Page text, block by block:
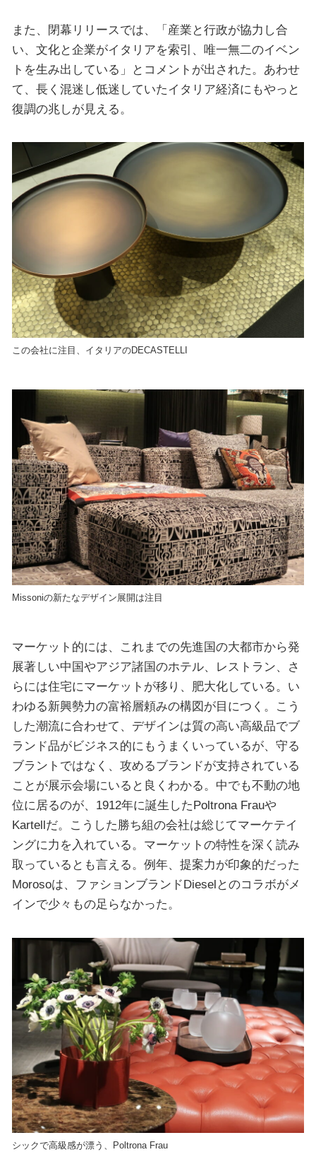
また、閉幕リリースでは、「産業と行政が協力し合
い、文化と企業がイタリアを索引、唯一無二のイベン
トを生み出している」とコメントが出された。あわせ
て、長く混迷し低迷していたイタリア経済にもやっと
復調の兆しが見える。
この会社に注目、イタリアのDECASTELLI
Missoniの新たなデザイン展開は注目
マーケット的には、これまでの先進国の大都市から発
展著しい中国やアジア諸国のホテル、レストラン、さ
らには住宅にマーケットが移り、肥大化している。い
わゆる新興勢力の富裕層頼みの構図が目につく。こう
した潮流に合わせて、デザインは質の高い高級品でブ
ランド品がビジネス的にもうまくいっているが、守る
ブラントではなく、攻めるブランドが支持されている
ことが展示会場にいると良くわかる。中でも不動の地
位に居るのが、1912年に誕生したPoltrona Frauや
Kartellだ。こうした勝ち組の会社は総じてマーケテイ
ングに力を入れている。マーケットの特性を深く読み
取っているとも言える。例年、提案力が印象的だった
Morosoは、ファションブランドDieselとのコラボがメ
インで少々もの足らなかった。
シックで高級感が漂う、Poltrona Frau